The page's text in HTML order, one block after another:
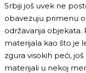
Srbiji još uvek ne
obavezuju primenu
održavanja
materijala kao što je
zgura visokih peći,
materijali u nekoj